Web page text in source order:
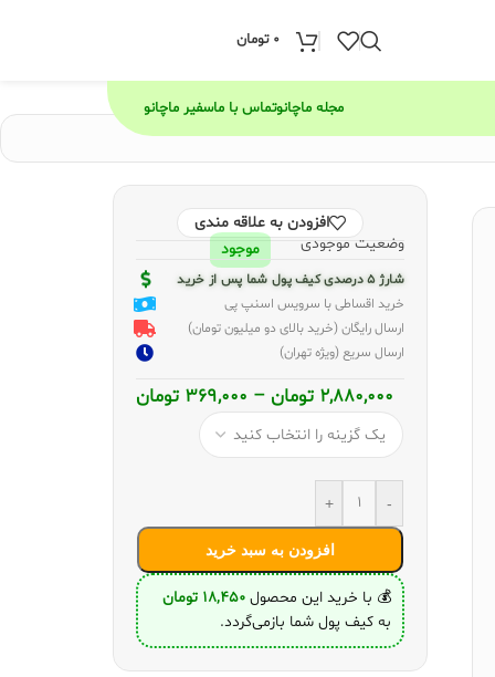
0 تومان
مجله ماچانوتماس با ماسفیر ماچانو
افزودن به علاقه مندی
وضعیت موجودی
موجود
شارژ 5 درصدی کیف پول شما پس از خرید
خرید اقساطی با سرویس اسنپ پی
ارسال رایگان (خرید بالای دو میلیون تومان)
ارسال سریع (ویژه تهران)
2,880,000 تومان –
369,000 تومان
-
+
افزودن به سبد خرید
💰 با خرید این محصول18,450 تومان
به کیف پول شما بازمی‌گردد.